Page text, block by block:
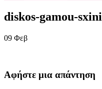
diskos-gamou-sxini
09 Φεβ
Αφήστε μια απάντηση